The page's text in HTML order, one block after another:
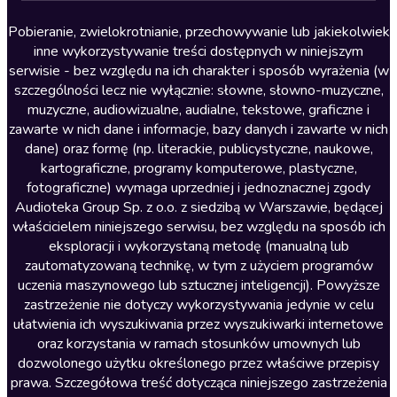
Literatura anglojęzyczna
Literatura faktu
Literatura obyczajowa
Literatura piękna obca
Literatura piękna polska
Nagrania relaksacyjne
Nauka języków
Nauki humanistyczne
Podcasty i audycje
Polityka
Prasa
Religia
Pobieranie, zwielokrotnianie, przechowywanie lub jakiekolwiek
inne wykorzystywanie treści dostępnych w niniejszym
serwisie - bez względu na ich charakter i sposób wyrażenia (w
szczególności lecz nie wyłącznie: słowne, słowno-muzyczne,
muzyczne, audiowizualne, audialne, tekstowe, graficzne i
zawarte w nich dane i informacje, bazy danych i zawarte w nich
dane) oraz formę (np. literackie, publicystyczne, naukowe,
kartograficzne, programy komputerowe, plastyczne,
fotograficzne) wymaga uprzedniej i jednoznacznej zgody
Audioteka Group Sp. z o.o. z siedzibą w Warszawie, będącej
właścicielem niniejszego serwisu, bez względu na sposób ich
eksploracji i wykorzystaną metodę (manualną lub
zautomatyzowaną technikę, w tym z użyciem programów
uczenia maszynowego lub sztucznej inteligencji). Powyższe
zastrzeżenie nie dotyczy wykorzystywania jedynie w celu
ułatwienia ich wyszukiwania przez wyszukiwarki internetowe
oraz korzystania w ramach stosunków umownych lub
dozwolonego użytku określonego przez właściwe przepisy
prawa. Szczegółowa treść dotycząca niniejszego zastrzeżenia